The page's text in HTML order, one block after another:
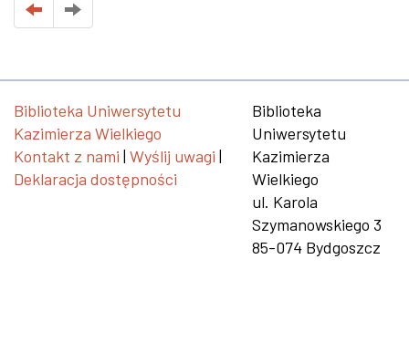
Biblioteka Uniwersytetu
Kazimierza Wielkiego
Kontakt z nami | Wyślij uwagi |
Deklaracja dostępności
Biblioteka
Uniwersytetu
Kazimierza
Wielkiego
ul. Karola
Szymanowskiego 3
85-074 Bydgoszcz